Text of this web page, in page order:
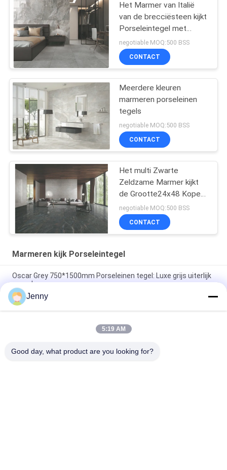
Het Marmer van Italië
van de brecciësteen kijkt
Porseleintegel met
Opgepoetste/
negotiable MOQ:500 BSS
CONTACT
Meerdere kleuren
marmeren porseleinen
tegels
negotiable MOQ:500 BSS
CONTACT
Het multi Zwarte
Zeldzame Marmer kijkt
de Grootte24x48 Koper
Donamita van de
Porseleintegel
negotiable MOQ:500 BSS
CONTACT
Marmeren kijk Porseleintegel
Oscar Grey 750*1500mm Porseleinen tegel: Luxe grijs uiterlijk
voor vloeren en muren
Cloud Grey porseleinen tegel: 750*1500mm, 9,5mm dik,
marmeren afwerking
Zuivere grijze porseleinen tegel: 9,5 mm dik, schone en pure
Jenny
5:19 AM
Good day, what product are you looking for?